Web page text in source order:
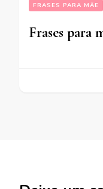
FRASES PARA MÃE
Frases para